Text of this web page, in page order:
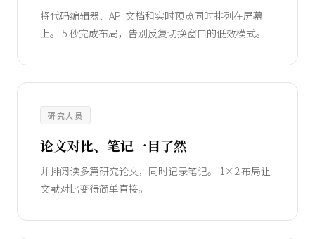
将代码编辑器、API 文档和实时预览同时排列在屏幕
上。 5 秒完成布局，告别反复切换窗口的低效模式。
研究人员
论文对比、笔记一目了然
并排阅读多篇研究论文，同时记录笔记。 1×2 布局让
文献对比变得简单直接。